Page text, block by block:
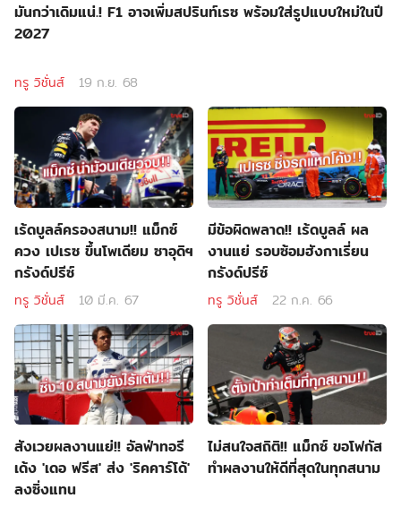
มันกว่าเดิมแน่.! F1 อาจเพิ่มสปรินท์เรซ พร้อมใส่รูปแบบใหม่ในปี
2027
ทรู วิชั่นส์ 19 ก.ย. 68
เร้ดบูลล์ครองสนาม!! แม็กซ์
ควง เปเรซ ขึ้นโพเดียม ซาอุดิฯ
กรังด์ปรีซ์
ทรู วิชั่นส์ 10 มี.ค. 67
มีข้อผิดพลาด!! เร้ดบูลล์ ผล
งานแย่ รอบซ้อมฮังกาเรี่ยน
กรังด์ปรีซ์
ทรู วิชั่นส์ 22 ก.ค. 66
สังเวยผลงานแย่!! อัลฟ่าทอรี
เด้ง 'เดอ ฟรีส' ส่ง 'ริคคาร์โด้'
ลงซิ่งแทน
ไม่สนใจสถิติ!! แม็กซ์ ขอโฟกัส
ทำผลงานให้ดีที่สุดในทุกสนาม